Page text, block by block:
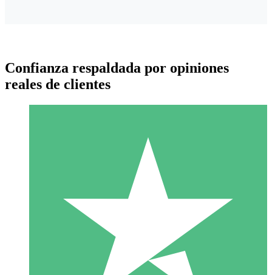
Paquetes de Créditos Individuales
Paga según el uso con créditos de descarga. Sin compromiso
10 00
Confianza respaldada por opiniones
reales de clientes